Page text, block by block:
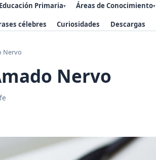
Educación Primaria▾ Áreas de Conocimiento▾
célebres Curiosidades Descargas
Nervo
Nervo